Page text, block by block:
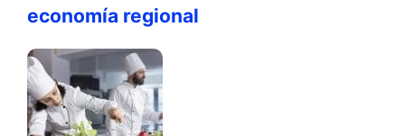
economía regional